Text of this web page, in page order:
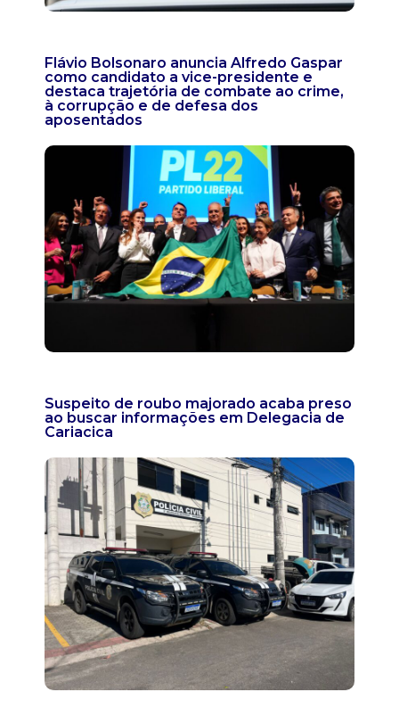
Flávio Bolsonaro anuncia Alfredo Gaspar
como candidato a vice-presidente e
destaca trajetória de combate ao crime,
à corrupção e de defesa dos
aposentados
Suspeito de roubo majorado acaba preso
ao buscar informações em Delegacia de
Cariacica